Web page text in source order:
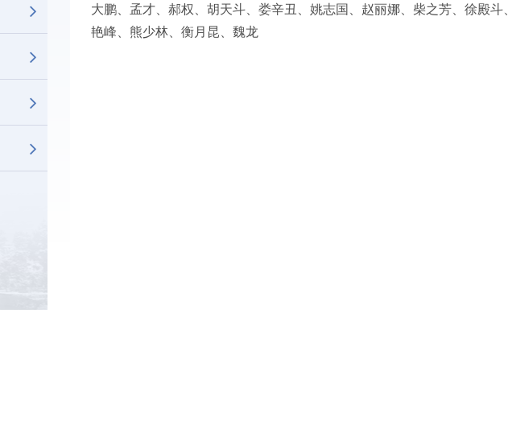
大鹏、孟才、郝权、胡天斗、娄辛丑、姚志国、赵丽娜、柴之芳、徐殿
艳峰、熊少林、衡月昆、魏龙